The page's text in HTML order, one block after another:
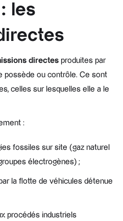
les
directes produites par
possède ou contrôle. Ce sont
celles sur lesquelles elle a le
:
fossiles sur site (gaz naturel
électrogènes) ;
la flotte de véhicules détenue
procédés industriels